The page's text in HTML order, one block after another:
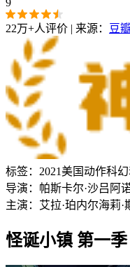
22万+人评价 | 来源： 豆
标签： 2021美国动作科幻
导演： 帕斯卡尔·沙吕 阿
主演： 艾拉·珀内尔海莉·
怪诞小镇 第一季